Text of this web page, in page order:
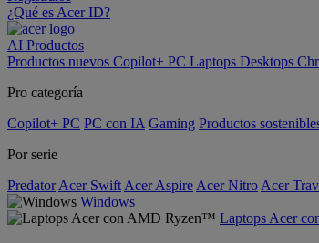
¿Qué es Acer ID?
AI Productos
Productos nuevos Copilot+ PC Laptops Desktops
Pro categoría
Copilot+ PC PC con IA Gaming Productos
Por serie
Predator Acer Swift Acer Aspire Acer Nitro Acer
Windows
Laptops Acer